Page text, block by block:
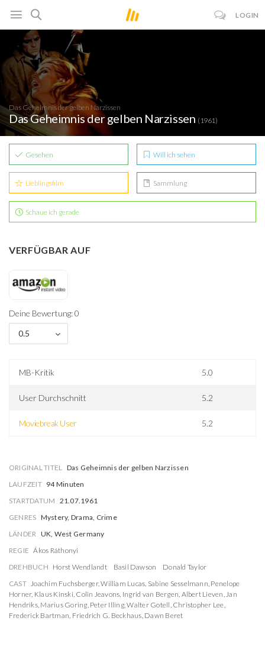
LOGIN
Das Geheimnis der gelben Narzissen
Das Geheimnis der gelben Narzissen (1961)
Gesehen Will ich sehen
Lieblingsfilm Sammlung
Schaue ich gerade
VERFÜGBAR AUF
Deine Bewertung: 0
0.5
MB-Kritik 5.0
User Durchschnitt 5.2
Moviebreak User 5.2
ORIGINAL TITEL Das Geheimnis der gelben Narzissen
LAUFZEIT 94 Minuten
STARTDATUM 21.07.1961
GENRES Mystery, Drama, Crime
LÄNDER UK, West Germany
REGIE Ákos Ráthonyi
DREHBUCH Horst Wendlandt Basil Dawson
Donald Taylor
CAST Joachim Fuchsberger,William Lucas, Sabine Sesselmann, Penelope
Horner, Klaus Kinski, Colin Jeavons, Ingrid van Bergen, Albert Lieven,Jan
Hendriks, Marius Goring, Peter Illing,Walter Gotell, Christopher Lee,
Frederick Bartman, Friedrich G. Beckhaus, Dawn Beret